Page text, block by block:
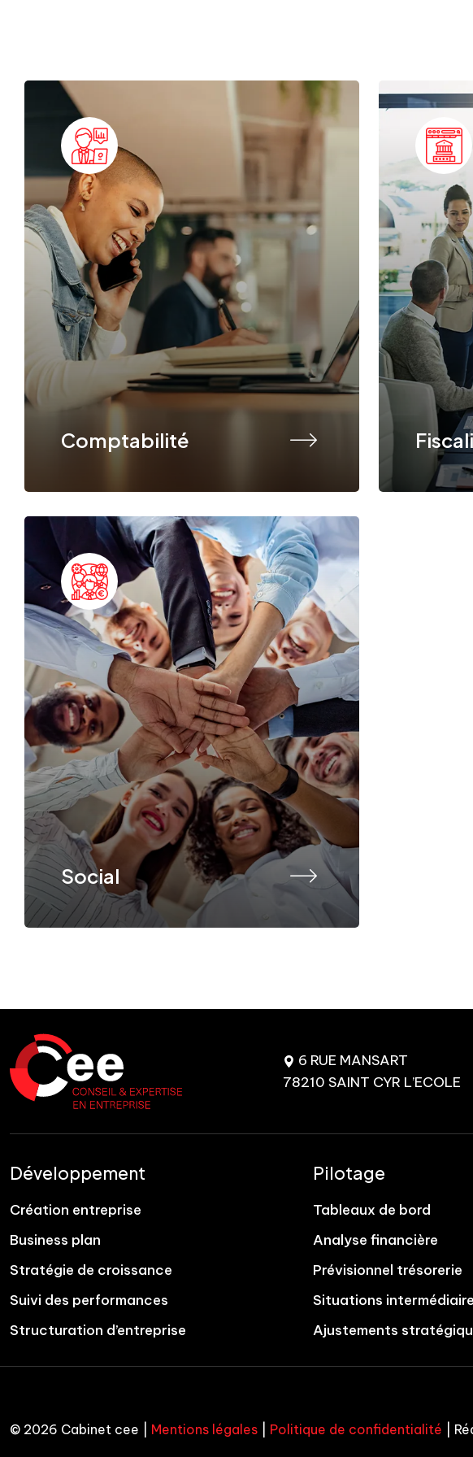
Comptabilité
Social
6 RUE MANSART
78210 SAINT CYR L’ECOLE
Développement
Création entreprise
Business plan
Stratégie de croissance
Suivi des performances
Structuration d’entreprise
Pilotage
Tableaux de bord
Analyse financière
Prévisionnel trésorerie
Situations
Ajustements
© 2026 Cabinet cee | Mentions légales Politique de confidentialité |